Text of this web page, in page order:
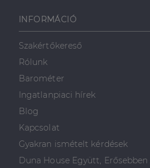
INFORMÁCIÓ
Szakértőkereső
Rólunk
Barométer
Ingatlanpiaci hírek
Blog
Kapcsolat
Gyakran ismételt kérdések
Duna House Együtt,